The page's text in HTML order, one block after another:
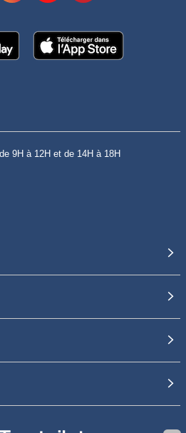
9H à 12H et de 14H à 18H